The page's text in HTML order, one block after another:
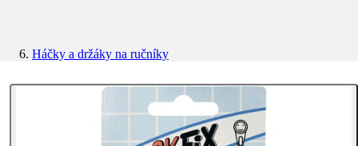
Háčky a držáky na ručníky